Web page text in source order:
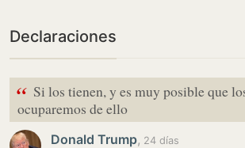
Declaraciones
“ Si los tienen, y es muy posible que
ocuparemos de ello
Donald Trump, 24 días